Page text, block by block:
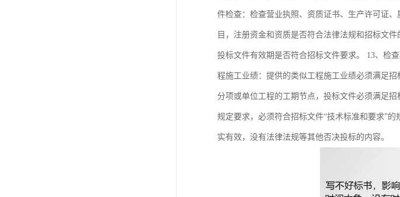
件检查：检查营业执照、资质证书、生产许可证
目，注册资金和资质是否符合法律法规和招标文
投标文件有效期是否符合招标文件要求。 13、检
程施工业绩：提供的类似工程施工业绩必须满足
分项或单位工程的工期节点，投标文件必须满足
规定要求，必须符合招标文件“技术标准和要求”
实有效，没有法律法规等其他否决投标的内容。